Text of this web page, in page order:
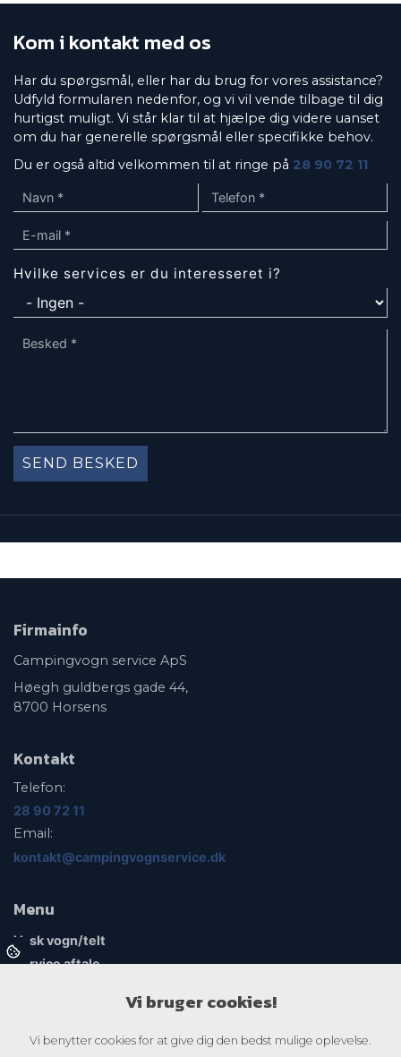
Kom i kontakt med os
Har du spørgsmål, eller har du brug for vores assistance?
Udfyld formularen nedenfor, og vi vil vende tilbage til dig
hurtigst muligt. Vi står klar til at hjælpe dig videre uanset
om du har generelle spørgsmål eller specifikke behov.
Du er også altid velkommen til at ringe på 28 90 72 11
Hvilke services er du interesseret i?
Firmainfo
Campingvogn service ApS
Høegh guldbergs gade 44,
8700 Horsens
Kontakt
Telefon:
28 90 72 11
Email:
kontakt@campingvognservice.dk
Menu
Vask vogn/telt
Service aftale
Galleri
Vi bruger cookies!
Vi benytter cookies for at give dig den bedst mulige oplevelse.